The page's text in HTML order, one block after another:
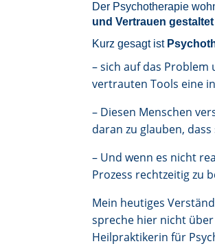
Der Psychotherapie
und Vertrauen
Kurz gesagt ist
– sich auf das Problem
vertrauten Tools eine
– Diesen Menschen
daran zu glauben,
– Und wenn es nicht
Prozess rechtzeitig zu
Mein heutiges
spreche hier nicht
Heilpraktikerin für